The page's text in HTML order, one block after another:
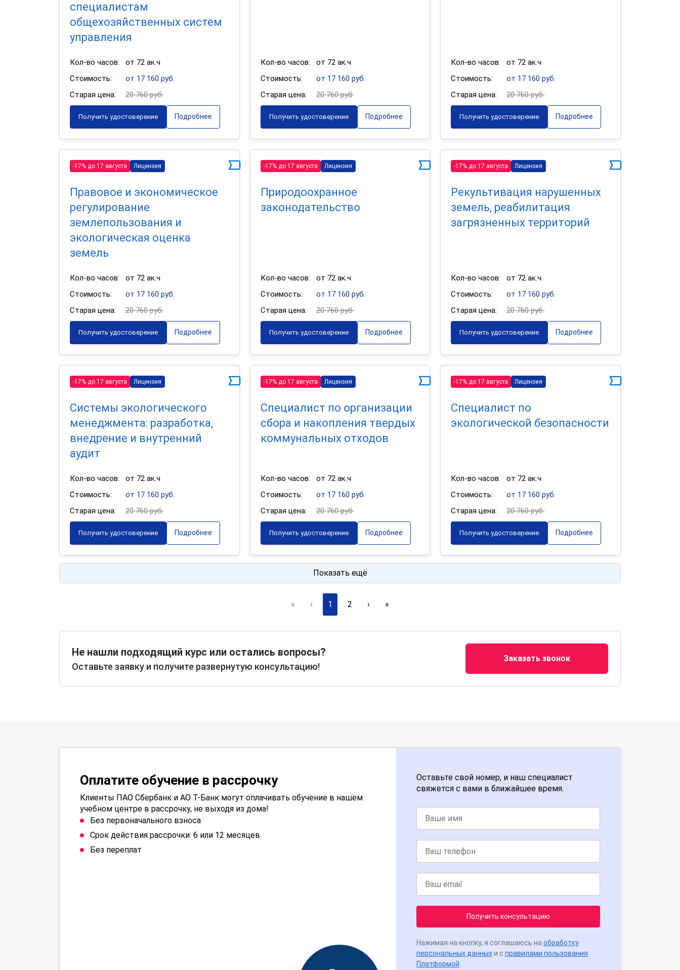
специалистам
общехозяйственных систем
управления
Кол-во часов:
от 72 ак.ч
Стоимость:
от 17 160 руб.
Старая цена:
20 760 руб.
Получить удостоверение Подробнее
Кол-во часов:
от 72 ак.ч
Стоимость:
от 17 160 руб.
Старая цена:
20 760 руб.
Получить удостоверение Подробнее
Кол-во часов:
от 72 ак.ч
Стоимость:
от 17 160 руб.
Старая цена:
20 760 руб.
Получить удостоверение Подробнее
-17% до 17 августа Лицензия
Правовое и экономическое
регулирование
землепользования и
экологическая оценка
земель
Кол-во часов:
от 72 ак.ч
Стоимость:
от 17 160 руб.
Старая цена:
20 760 руб.
Получить удостоверение Подробнее
-17% до 17 августа Лицензия
Природоохранное
законодательство
Кол-во часов:
от 72 ак.ч
Стоимость:
от 17 160 руб.
Старая цена:
20 760 руб.
Получить удостоверение Подробнее
-17% до 17 августа Лицензия
Рекультивация нарушенных
земель, реабилитация
загрязненных территорий
Кол-во часов:
от 72 ак.ч
Стоимость:
от 17 160 руб.
Старая цена:
20 760 руб.
Получить удостоверение Подробнее
-17% до 17 августа Лицензия
Системы экологического
менеджмента: разработка,
внедрение и внутренний
аудит
Кол-во часов:
от 72 ак.ч
Стоимость:
от 17 160 руб.
Старая цена:
20 760 руб.
Получить удостоверение Подробнее
-17% до 17 августа Лицензия
Специалист по организации
сбора и накопления твердых
коммунальных отходов
Кол-во часов:
от 72 ак.ч
Стоимость:
от 17 160 руб.
Старая цена:
20 760 руб.
Получить удостоверение Подробнее
-17% до 17 августа Лицензия
Специалист по
экологической безопасности
Кол-во часов:
от 72 ак.ч
Стоимость:
от 17 160 руб.
Старая цена:
20 760 руб.
Получить удостоверение Подробнее
Показать ещё
« ‹ 1 2 › »
Не нашли подходящий курс или остались вопросы?
Оставьте заявку и получите развернутую консультацию!
Заказать звонок
Оплатите обучение в рассрочку
Клиенты ПАО Сбербанк и АО Т-Банк могут оплачивать обучение в нашем
учебном центре в рассрочку, не выходя из дома!
Без первоначального взноса
Срок действия рассрочки: 6 или 12 месяцев
Без переплат
Оставьте свой номер, и наш специалист
свяжется с вами в ближайшее время.
Получить консультацию
Нажимая на кнопку, я соглашаюсь на обработку
персональных данныхи с правилами пользования
Платформой